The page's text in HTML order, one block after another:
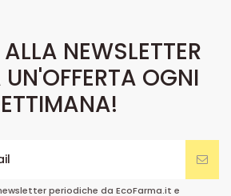
NEWSLETTER
UN'OFFERTA OGNI
periodiche da EcoFarma.it e